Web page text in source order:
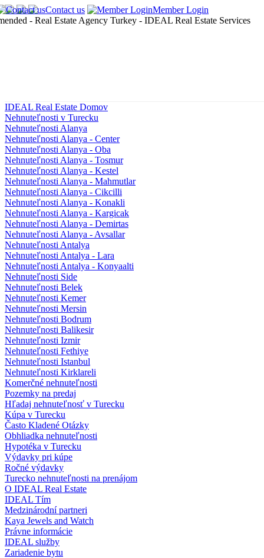
Contact us Member Login
IDEAL Real Estate Domov
Nehnuteľnosti v Turecku
Nehnuteľnosti Alanya
Nehnuteľnosti Alanya - Center
Nehnuteľnosti Alanya - Oba
Nehnuteľnosti Alanya - Tosmur
Nehnuteľnosti Alanya - Kestel
Nehnuteľnosti Alanya - Mahmutlar
Nehnuteľnosti Alanya - Cikcilli
Nehnuteľnosti Alanya - Konakli
Nehnuteľnosti Alanya - Kargicak
Nehnuteľnosti Alanya - Demirtas
Nehnuteľnosti Alanya - Avsallar
Nehnuteľnosti Antalya
Nehnuteľnosti Antalya - Lara
Nehnuteľnosti Antalya - Konyaalti
Nehnuteľnosti Side
Nehnuteľnosti Belek
Nehnuteľnosti Kemer
Nehnuteľnosti Mersin
Nehnuteľnosti Bodrum
Nehnuteľnosti Balikesir
Nehnuteľnosti Izmir
Nehnuteľnosti Fethiye
Nehnuteľnosti Istanbul
Nehnuteľnosti Kirklareli
Komerčné nehnuteľnosti
Pozemky na predaj
Hľadaj nehnuteľnosť v Turecku
Kúpa v Turecku
Často Kladené Otázky
Obhliadka nehnuteľnosti
Hypotéka v Turecku
Výdavky pri kúpe
Ročné výdavky
Turecko nehnuteľnosti na prenájom
O IDEAL Real Estate
IDEAL Tím
Medzinárodní partneri
Kaya Jewels and Watch
Právne informácie
IDEAL služby
Zariadenie bytu